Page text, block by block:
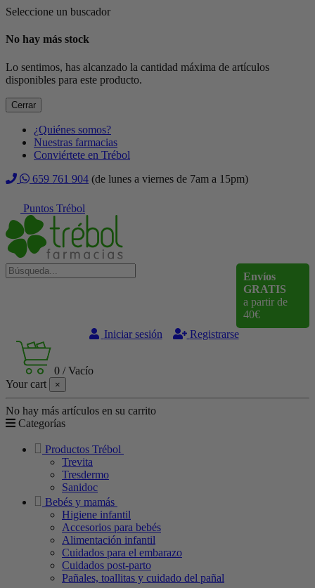
Seleccione un buscador
No hay más stock
Lo sentimos, has alcanzado la cantidad máxima de artículos
disponibles para este producto.
Cerrar
¿Quiénes somos?
Nuestras farmacias
Conviértete en Trébol
659 761 904 (de lunes a viernes de 7am a 15pm)
Puntos Trébol
Envíos
GRATIS
a partir de
40€
Iniciar sesión
Registrarse
0 /Vacío
Your cart
×
No hay más artículos en su carrito
Categorías
Productos Trébol
Trevita
Tresdermo
Sanidoc
Bebés y mamás
Higiene infantil
Accesorios para bebés
Alimentación infantil
Cuidados para el embarazo
Cuidados post-parto
Pañales, toallitas y cuidado del pañal